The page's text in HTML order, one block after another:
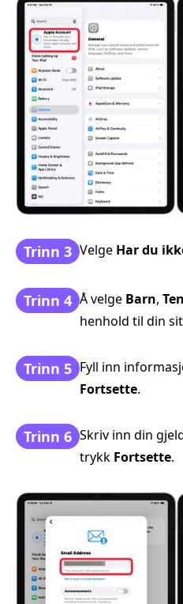
Trinn 3 Velge Har du
Trinn 4 Å velge Barn,
henhold til din
Trinn 5 Fyll inn
Fortsette.
Trinn 6 Skriv inn din
trykk Fortsette.